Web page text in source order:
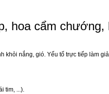
hoa cẩm chướng,
nắng, gió. Yếu tố trực tiếp làm
tim, ...).